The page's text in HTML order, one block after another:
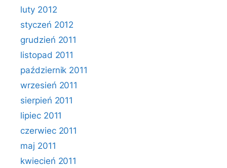
luty 2012
styczeń 2012
grudzień 2011
listopad 2011
październik 2011
wrzesień 2011
sierpień 2011
lipiec 2011
czerwiec 2011
maj 2011
kwiecień 2011